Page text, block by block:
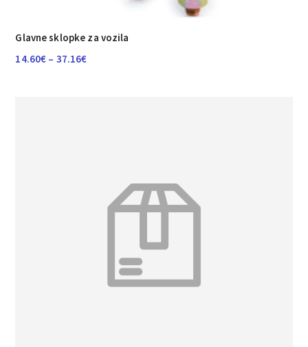
Glavne sklopke za vozila
14.60€ – 37.16€Raspon